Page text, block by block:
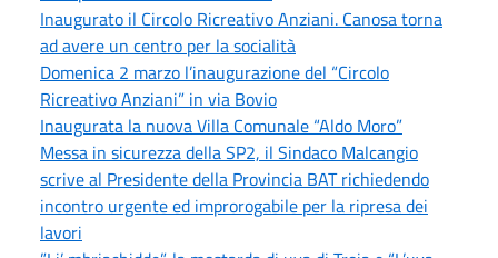
Inaugurato il Circolo Ricreativo Anziani. Canosa torna
ad avere un centro per la socialità
Domenica 2 marzo l’inaugurazione del “Circolo
Ricreativo Anziani” in via Bovio
Inaugurata la nuova Villa Comunale “Aldo Moro”
Messa in sicurezza della SP2, il Sindaco Malcangio
scrive al Presidente della Provincia BAT richiedendo
incontro urgente ed improrogabile per la ripresa dei
lavori